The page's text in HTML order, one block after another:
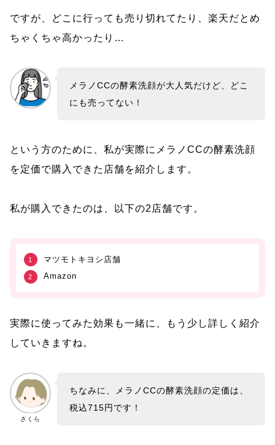
ですが、どこに行っても売り切れてたり、楽天だとめ
ちゃくちゃ高かったり…
メラノCCの酵素洗顔が大人気だけど、どこ
にも売ってない！
という方のために、私が実際にメラノCCの酵素洗顔
を定価で購入できた店舗を紹介します。
私が購入できたのは、以下の2店舗です。
マツモトキヨシ店舗
Amazon
実際に使ってみた効果も一緒に、もう少し詳しく紹介
していきますね。
さくら
ちなみに、メラノCCの酵素洗顔の定価は、
税込715円です！